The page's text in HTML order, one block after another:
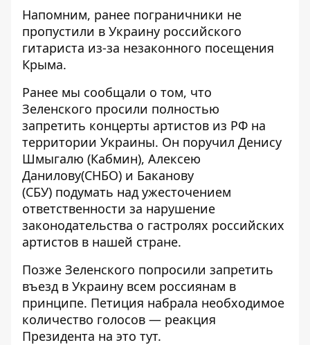
Напомним, ранее пограничники не
пропустили в Украину российского
гитариста из-за незаконного посещения
Крыма.
Ранее мы сообщали о том, что
Зеленского просили полностью
запретить концерты артистов из РФ на
территории Украины. Он поручил Денису
Шмыгалю (Кабмин), Алексею
Данилову(СНБО) и Баканову
(СБУ) подумать над ужесточением
ответственности за нарушение
законодательства о гастролях российских
артистов в нашей стране.
Позже Зеленского попросили запретить
въезд в Украину всем россиянам в
принципе. Петиция набрала необходимое
количество голосов — реакция
Президента на это тут.